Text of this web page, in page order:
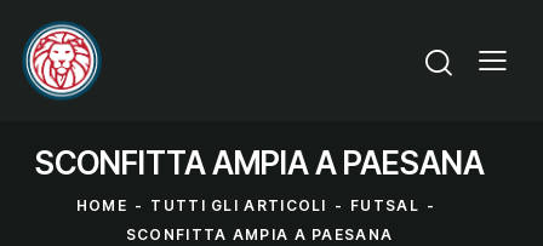
SCONFITTA AMPIA A PAESANA
HOME TUTTI GLI ARTICOLI
FUTSAL
SCONFITTA AMPIA A PAESANA